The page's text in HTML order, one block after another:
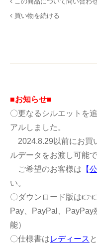
買い物を続ける
■お知らせ■
〇更なるシルエットを
アルしました。
2024.8.29以前にお買
ルデータをお渡し可能
ご希望のお客様は 【
い。
〇ダウンロード版は
Pay、PayPal、PayPay
能）
〇仕様書はレディース